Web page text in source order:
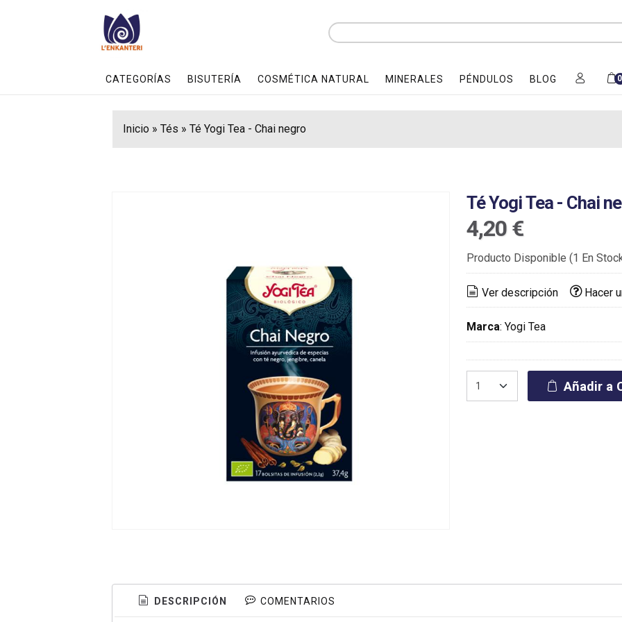
CATEGORÍAS BISUTERÍA COSMÉTICA NATURAL MINERALES PÉNDULOS BLOG 0
Inicio» Tés » Té Yogi Tea - Chai negro
Té Yogi Tea - Chai
4,20 €
Producto Disponible (1 En
Ver descripción Hacer
Marca: Yogi Tea
Añadir a
DESCRIPCIÓN COMENTARIOS